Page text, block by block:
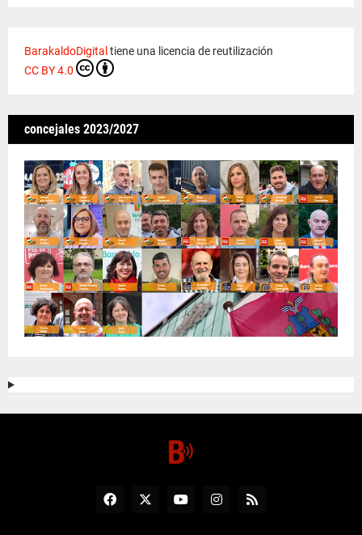
BarakaldoDigitaltiene una licencia de reutilización
CC BY 4.0
concejales 2023/2027